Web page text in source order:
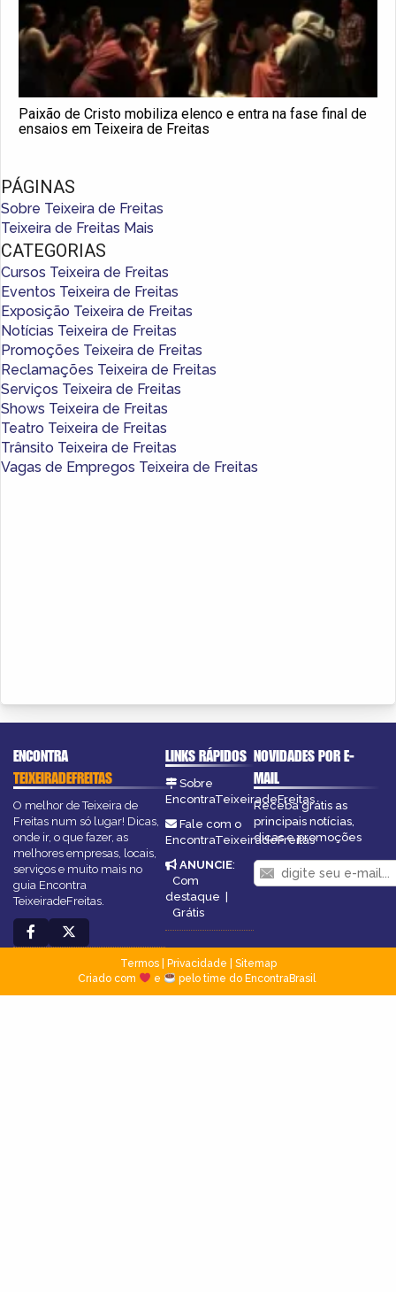
Paixão de Cristo mobiliza elenco e entra na fase final de
ensaios em Teixeira de Freitas
PÁGINAS
Sobre Teixeira de Freitas
Teixeira de Freitas Mais
CATEGORIAS
Cursos Teixeira de Freitas
Eventos Teixeira de Freitas
Exposição Teixeira de Freitas
Notícias Teixeira de Freitas
Promoções Teixeira de Freitas
Reclamações Teixeira de Freitas
Serviços Teixeira de Freitas
Shows Teixeira de Freitas
Teatro Teixeira de Freitas
Trânsito Teixeira de Freitas
Vagas de Empregos Teixeira de Freitas
ENCONTRA
TEIXEIRADEFREITAS
O melhor de Teixeira de
Freitas num só lugar! Dicas,
onde ir, o que fazer, as
melhores empresas, locais,
serviços e muito mais no
guia Encontra
TeixeiradeFreitas.
LINKS RÁPIDOS
Sobre
EncontraTeixeiradeFreitas
Fale com o
EncontraTeixeiradeFreitas
ANUNCIE:
Com
destaque
Grátis
NOVIDADES POR E-
MAIL
Receba grátis as
principais notícias,
dicas e promoções
Termos| Privacidade
Sitemap
Criado com
e pelo time do EncontraBrasil